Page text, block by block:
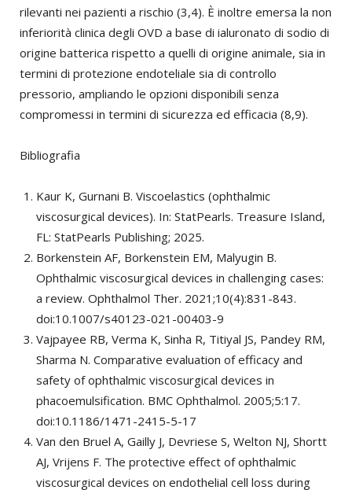
rilevanti nei pazienti a rischio (3,4). È inoltre emersa la non
inferiorità clinica degli OVD a base di ialuronato di sodio di
origine batterica rispetto a quelli di origine animale, sia in
termini di protezione endoteliale sia di controllo
pressorio, ampliando le opzioni disponibili senza
compromessi in termini di sicurezza ed efficacia (8,9).
Bibliografia
Kaur K, Gurnani B. Viscoelastics (ophthalmic
viscosurgical devices). In: StatPearls. Treasure Island,
FL: StatPearls Publishing; 2025.
Borkenstein AF, Borkenstein EM, Malyugin B.
Ophthalmic viscosurgical devices in challenging cases:
a review. Ophthalmol Ther. 2021;10(4):831-843.
doi:10.1007/s40123-021-00403-9
Vajpayee RB, Verma K, Sinha R, Titiyal JS, Pandey RM,
Sharma N. Comparative evaluation of efficacy and
safety of ophthalmic viscosurgical devices in
phacoemulsification. BMC Ophthalmol. 2005;5:17.
doi:10.1186/1471-2415-5-17
Van den Bruel A, Gailly J, Devriese S, Welton NJ, Shortt
AJ, Vrijens F. The protective effect of ophthalmic
viscosurgical devices on endothelial cell loss during